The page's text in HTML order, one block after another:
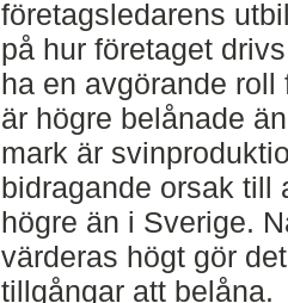
företagsledarens
på hur företaget
ha en avgörande
är högre belånade
mark är
bidragande orsak till
högre än i Sverige.
värderas högt gör
tillgångar att belåna.